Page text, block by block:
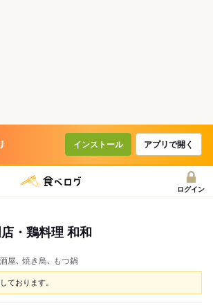
インストール アプリで開く
ログイン
・鶏料理 和和
屋､ 焼き鳥､ もつ鍋
ております。